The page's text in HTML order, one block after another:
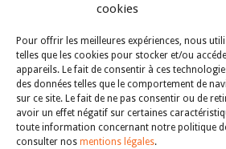
cookies
Pour offrir les meilleures expériences, nous
telles que les cookies pour stocker et/ou
appareils. Le fait de consentir à ces
des données telles que le comportement de
sur ce site. Le fait de ne pas consentir ou de
avoir un effet négatif sur certaines
toute information concernant notre politique
consulter nos mentions légales.
Email (required)